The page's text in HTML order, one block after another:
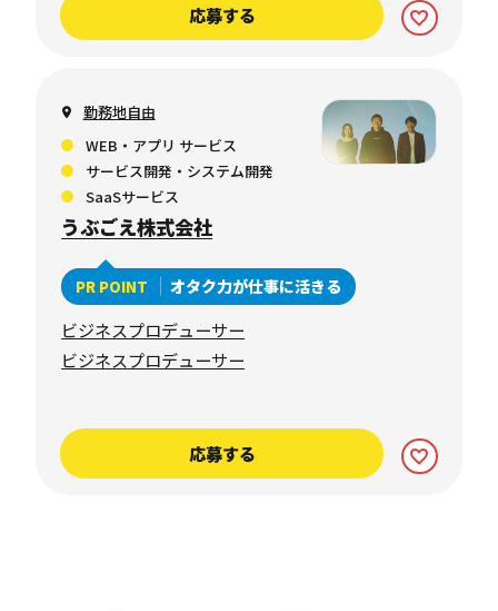
応募する
勤務地自由
WEB・アプリ サービス
サービス開発・システム開発
SaaSサービス
うぶごえ株式会社
PR POINT オタク力が仕事に活きる
ビジネスプロデューサー
ビジネスプロデューサー
応募する